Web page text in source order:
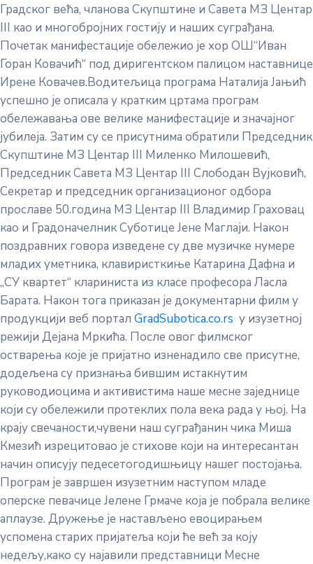
Градског већа, чланова Скупштине и Савета МЗ Центар
III као и многобројних гостију и наших суграђана.
Почетак манифестације обележио је хор ОШ“Иван
Горан Ковачић“ под диригентском палицом наставнице
Ирене Ковачев.Водитељица програма Наталија Јањић
успешно је описала у кратким цртама програм
обележавања ове велике манифестације и значајног
јубилеја. Затим су се присутнима обратили Председник
Скупштине МЗ Центар III Миленко Милошевић,
Председник Савета МЗ Центар III Слободан Вујковић,
Секретар и председник организационог одбора
прославе 50.година МЗ Центар III Владимир Граховац
као и Градоначелник Суботице Јене Маглаји. Након
поздравних говора изведене су две музичке нумере
младих уметника, клавиристкиње Катарина Дафна и
„СУ квартет“ клариниста из класе професора Ласла
Барата. Након тога приказан је документарни филм у
продукцији веб портал GradSubotica.co.rs у изузетној
режији Дејана Мркића. После овог филмског
остварења које је пријатно изненадило све присутне,
додељена су признања бившим истакнутим
руководиоцима и активистима наше месне заједнице
који су обележили протеклих пола века рада у њој. На
крају свечаности,чувени наш суграђанин чика Миша
Кмезић изрецитовао је стихове који на интересантан
начин описују педесетогодишњицу нашег постојања.
Програм је завршен изузетним наступом младе
оперске певачице Јелене Грмаче која је побрала велике
аплаузе. Дружење је настављено евоцирањем
успомена старих пријатеља који ће већ за коју
недељу,како су најавили представници Месне